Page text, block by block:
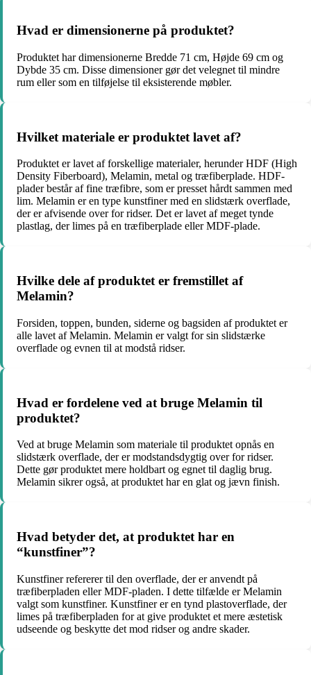
Hvad er dimensionerne på produktet?
Produktet har dimensionerne Bredde 71 cm, Højde 69 cm og
Dybde 35 cm. Disse dimensioner gør det velegnet til mindre
rum eller som en tilføjelse til eksisterende møbler.
Hvilket materiale er produktet lavet af?
Produktet er lavet af forskellige materialer, herunder HDF (High
Density Fiberboard), Melamin, metal og træfiberplade. HDF-
plader består af fine træfibre, som er presset hårdt sammen med
lim. Melamin er en type kunstfiner med en slidstærk overflade,
der er afvisende over for ridser. Det er lavet af meget tynde
plastlag, der limes på en træfiberplade eller MDF-plade.
Hvilke dele af produktet er fremstillet af
Melamin?
Forsiden, toppen, bunden, siderne og bagsiden af produktet er
alle lavet af Melamin. Melamin er valgt for sin slidstærke
overflade og evnen til at modstå ridser.
Hvad er fordelene ved at bruge Melamin til
produktet?
Ved at bruge Melamin som materiale til produktet opnås en
slidstærk overflade, der er modstandsdygtig over for ridser.
Dette gør produktet mere holdbart og egnet til daglig brug.
Melamin sikrer også, at produktet har en glat og jævn finish.
Hvad betyder det, at produktet har en
“kunstfiner”?
Kunstfiner refererer til den overflade, der er anvendt på
træfiberpladen eller MDF-pladen. I dette tilfælde er Melamin
valgt som kunstfiner. Kunstfiner er en tynd plastoverflade, der
limes på træfiberpladen for at give produktet et mere æstetisk
udseende og beskytte det mod ridser og andre skader.